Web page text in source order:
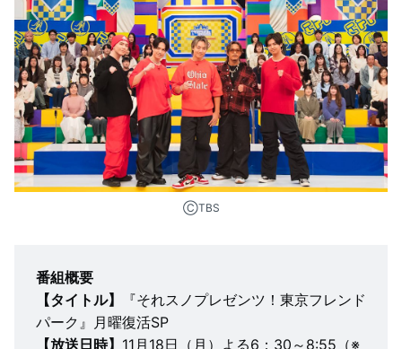
ⒸTBS
番組概要
【タイトル】
『それスノプレゼンツ！東京フレンド
パーク』月曜復活SP
【放送日時】 11月18日（月）よる6：30～8:55（※